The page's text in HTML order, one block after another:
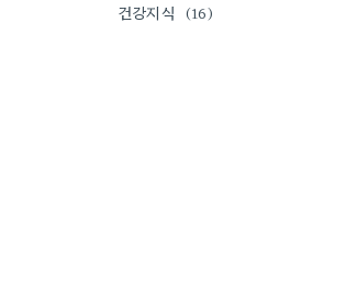
건강지식 (16)